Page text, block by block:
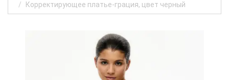
Корректирующее платье-грация, цвет черный